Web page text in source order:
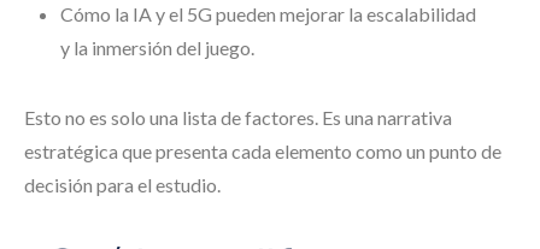
Cómo la IA y el 5G pueden mejorar la escalabilidad
y la inmersión del juego.
Esto no es solo una lista de factores. Es una narrativa
estratégica que presenta cada elemento como un punto de
decisión para el estudio.